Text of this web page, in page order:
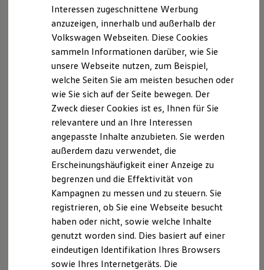
Laden Zuhause
Ladestationen finden
Ladezeitensimulator
Batterie
Sicherheit
Nachhaltigkeit
Technologie
Kosten und Kauf
Kaufoptionen
E-Auto-Förderung
Software und Konnektivität
Die ID. Software 6
ID. Software Versionen und Updates
Digitale Extras
Schnittstellen zu Ihrem ID.
Hybridautos
Marke und Erlebnis
Volkswagen R und R Experience
R-Modelle
R Experience
Driving Experience
Volkswagen entdecken
Werkbesichtigung
Hinweis gemäß § 36
Verbraucherstreitbeilegungsgesetz (VSBG) Wir sind
zur Teilnahme an einem Streitbeilegungsverfahren
vor einer Verbraucherschlichtungsstelle weder bereit
noch dazu verpflichtet.
Datenschutzerklärung
A. Verantwortlicher
Wir freuen uns, dass Sie unsere Webseite der Firma
(Auto Huber, Inhaber Josef Huber, Langenberger Str.
20, 87724 Ottobeuren,
huber@autohaus-sepp-huber.de
) besuchen. Im
Folgenden informieren wir Sie über die Verarbeitung
Ihrer personenbezogenen Daten durch uns im
Zusammenhang mit Ihrem Besuch unserer Webseite.
Interessen zugeschnittene Werbung
anzuzeigen, innerhalb und außerhalb der
Volkswagen Webseiten. Diese Cookies
sammeln Informationen darüber, wie Sie
unsere Webseite nutzen, zum Beispiel,
welche Seiten Sie am meisten besuchen oder
wie Sie sich auf der Seite bewegen. Der
Zweck dieser Cookies ist es, Ihnen für Sie
relevantere und an Ihre Interessen
angepasste Inhalte anzubieten. Sie werden
außerdem dazu verwendet, die
Erscheinungshäufigkeit einer Anzeige zu
begrenzen und die Effektivität von
Kampagnen zu messen und zu steuern. Sie
registrieren, ob Sie eine Webseite besucht
haben oder nicht, sowie welche Inhalte
genutzt worden sind. Dies basiert auf einer
eindeutigen Identifikation Ihres Browsers
sowie Ihres Internetgeräts. Die